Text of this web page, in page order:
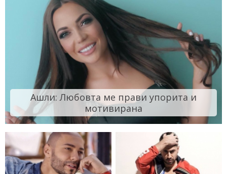
Ашли: Любовта ме прави упорита и
мотивирана